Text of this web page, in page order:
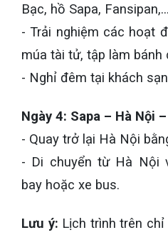
Bạc, hồ Sapa, Fansipan,…
- Trải nghiệm các hoạt
múa tài tử, tập làm bánh
- Nghỉ đêm tại khách
Ngày 4: Sapa – Hà Nội
- Quay trở lại Hà Nội
- Di chuyển từ Hà Nội
bay hoặc xe bus.
Lưu ý: Lịch trình trên